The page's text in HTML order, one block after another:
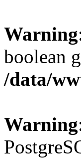
Warning
boolean
/data/
Warning